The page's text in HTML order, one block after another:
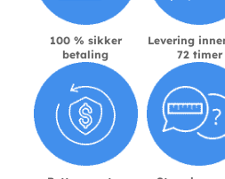
100 % sikker
betaling
Levering
72 timer